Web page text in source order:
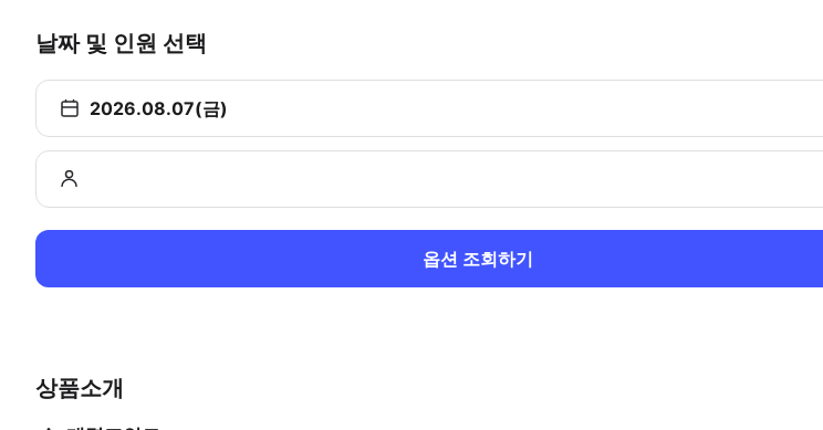
날짜 및 인원 선택
2026.08.07(금)
옵션 조회하기
상품소개